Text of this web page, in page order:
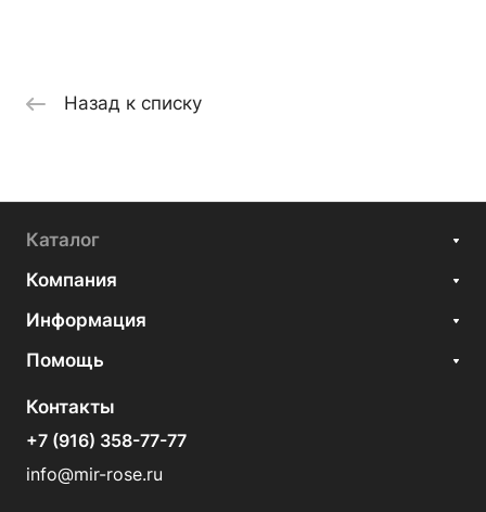
Назад к списку
Каталог
Компания
Информация
Помощь
Контакты
+7 (916) 358-77-77
info@mir-rose.ru